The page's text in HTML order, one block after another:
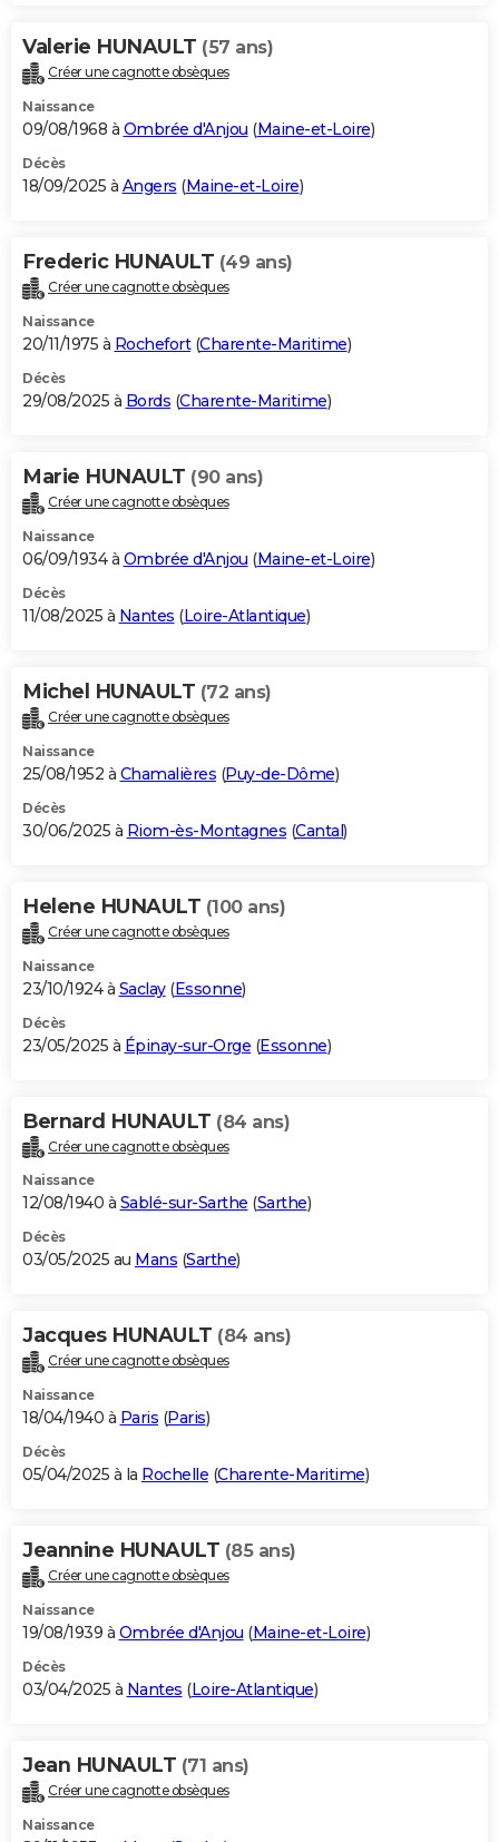
Valerie HUNAULT (57 ans)
Créer une cagnotte obsèques
Naissance
09/08/1968 à Ombrée d'Anjou (Maine-et-Loire)
Décès
18/09/2025 à Angers (Maine-et-Loire)
Frederic HUNAULT (49 ans)
Créer une cagnotte obsèques
Naissance
20/11/1975 à Rochefort(Charente-Maritime)
Décès
29/08/2025 à Bords (Charente-Maritime)
Marie HUNAULT (90 ans)
Créer une cagnotte obsèques
Naissance
06/09/1934 à Ombrée d'Anjou (Maine-et-Loire)
Décès
11/08/2025 à Nantes (Loire-Atlantique)
Michel HUNAULT (72 ans)
Créer une cagnotte obsèques
Naissance
25/08/1952 à Chamalières (Puy-de-Dôme)
Décès
30/06/2025 à Riom-ès-Montagnes (Cantal)
Helene HUNAULT (100 ans)
Créer une cagnotte obsèques
Naissance
23/10/1924 à Saclay(Essonne)
Décès
23/05/2025 à Épinay-sur-Orge (Essonne)
Bernard HUNAULT (84 ans)
Créer une cagnotte obsèques
Naissance
12/08/1940 à Sablé-sur-Sarthe (Sarthe)
Décès
03/05/2025 au Mans (Sarthe)
Jacques HUNAULT (84 ans)
Créer une cagnotte obsèques
Naissance
18/04/1940 à Paris (Paris)
Décès
05/04/2025 à la Rochelle (Charente-Maritime)
Jeannine HUNAULT (85 ans)
Créer une cagnotte obsèques
Naissance
19/08/1939 à Ombrée d'Anjou (Maine-et-Loire)
Décès
03/04/2025 à Nantes (Loire-Atlantique)
Jean HUNAULT (71 ans)
Créer une cagnotte obsèques
Naissance